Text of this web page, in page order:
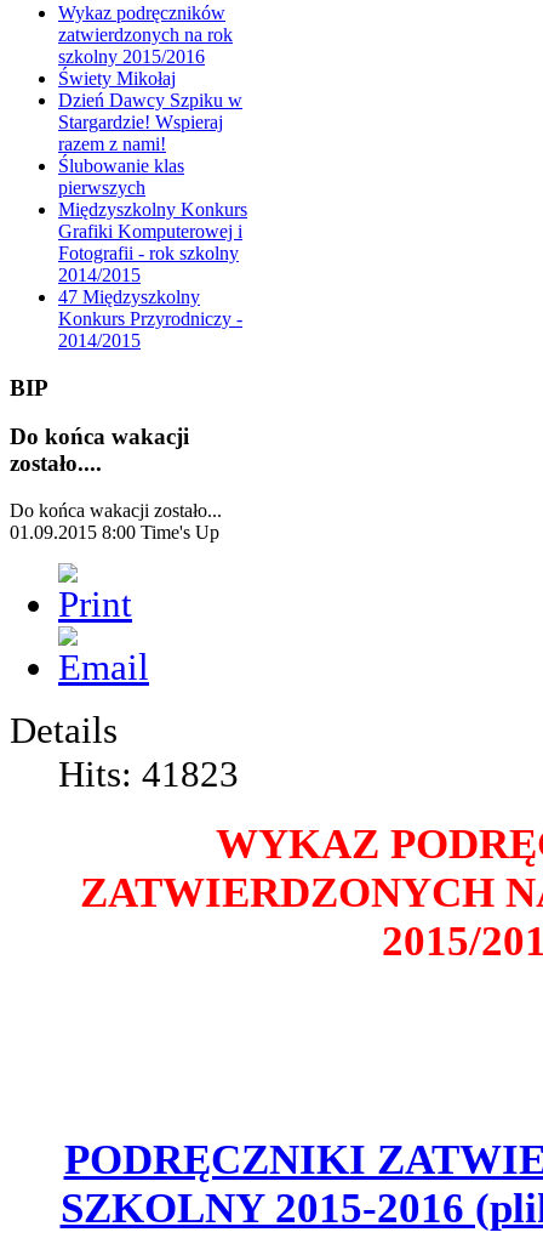
Wykaz podręczników
zatwierdzonych na rok
szkolny 2015/2016
Świety Mikołaj
Dzień Dawcy Szpiku w
Stargardzie! Wspieraj
razem z nami!
Ślubowanie klas
pierwszych
Międzyszkolny Konkurs
Grafiki Komputerowej i
Fotografii - rok szkolny
2014/2015
47 Międzyszkolny
Konkurs Przyrodniczy -
2014/2015
BIP
Do końca wakacji
zostało....
Do końca wakacji zostało...
01.09.2015 8:00 Time's Up
Details
Hits: 41823
WYKAZ
ZATWIERDZONYCH
2015/
PODRĘCZNIKI
SZKOLNY 2015-2016